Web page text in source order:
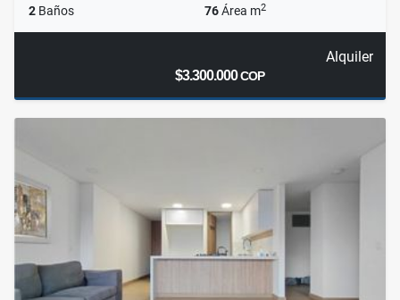
2 Baños 76Área m2
Alquiler
$3.300.000COP